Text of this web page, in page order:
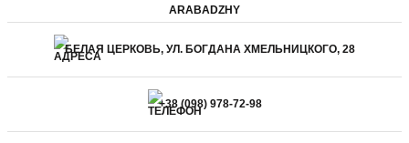
БЕЛАЯ ЦЕРКОВЬ, УЛ. БОГДАНА ХМЕЛЬНИЦКОГО, 28
+38 (098) 978-72-98